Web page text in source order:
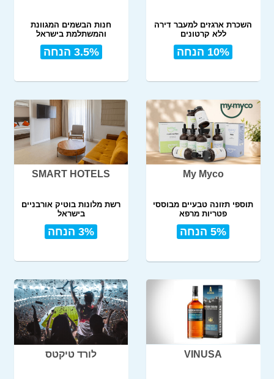
השכרת ארגזים למעבר דירה
ללא קרטונים
10% הנחה
חנות הבשמים המגוונת
והמשתלמת בישראל
3.5% הנחה
My Myco
תוספי תזונה טבעיים מבוססי
פטריות מרפא
5% הנחה
SMART HOTELS
רשת מלונות בוטיק אורבניים
בישראל
3% הנחה
VINUSA לורד טיקטס